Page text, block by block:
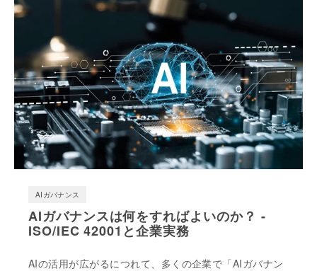
AIガバナンス
AIガバナンスは何をすればよいのか？ -
ISO/IEC 42001と企業実務
AIの活用が広がるにつれて、多くの企業で「AIガバナン